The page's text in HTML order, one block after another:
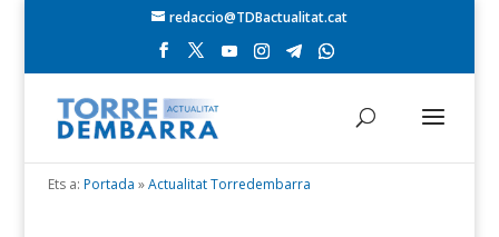
redaccio@TDBactualitat.cat
Ets a: Portada »Actualitat Torredembarra